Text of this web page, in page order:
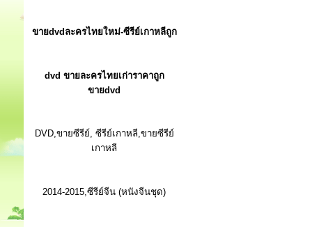
ขายdvdละครไทยใหม่-ซีรีย์เกาหลีถูก
dvd ขายละครไทยเก่าราคาถูก
ขายdvd
DVD,ขายซีรีย์, ซีรีย์เกาหลี,ขายซีรีย์
เกาหลี
2014-2015,ซีรีย์จีน (หนังจีนชุด)